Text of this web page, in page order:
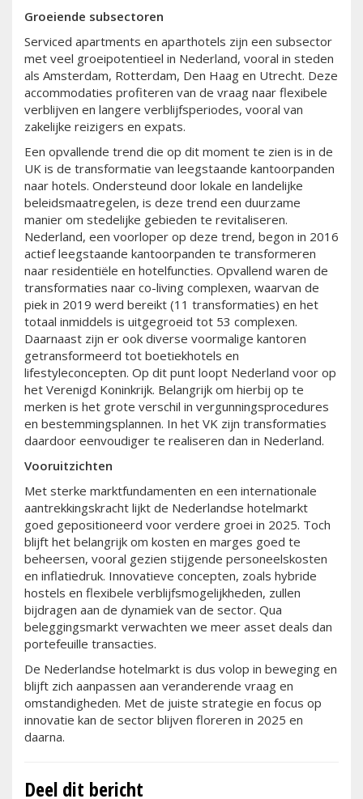
Groeiende subsectoren
Serviced apartments en aparthotels zijn een subsector
met veel groeipotentieel in Nederland, vooral in steden
als Amsterdam, Rotterdam, Den Haag en Utrecht. Deze
accommodaties profiteren van de vraag naar flexibele
verblijven en langere verblijfsperiodes, vooral van
zakelijke reizigers en expats.
Een opvallende trend die op dit moment te zien is in de
UK is de transformatie van leegstaande kantoorpanden
naar hotels. Ondersteund door lokale en landelijke
beleidsmaatregelen, is deze trend een duurzame
manier om stedelijke gebieden te revitaliseren.
Nederland, een voorloper op deze trend, begon in 2016
actief leegstaande kantoorpanden te transformeren
naar residentiële en hotelfuncties. Opvallend waren de
transformaties naar co-living complexen, waarvan de
piek in 2019 werd bereikt (11 transformaties) en het
totaal inmiddels is uitgegroeid tot 53 complexen.
Daarnaast zijn er ook diverse voormalige kantoren
getransformeerd tot boetiekhotels en
lifestyleconcepten. Op dit punt loopt Nederland voor op
het Verenigd Koninkrijk. Belangrijk om hierbij op te
merken is het grote verschil in vergunningsprocedures
en bestemmingsplannen. In het VK zijn transformaties
daardoor eenvoudiger te realiseren dan in Nederland.
Vooruitzichten
Met sterke marktfundamenten en een internationale
aantrekkingskracht lijkt de Nederlandse hotelmarkt
goed gepositioneerd voor verdere groei in 2025. Toch
blijft het belangrijk om kosten en marges goed te
beheersen, vooral gezien stijgende personeelskosten
en inflatiedruk. Innovatieve concepten, zoals hybride
hostels en flexibele verblijfsmogelijkheden, zullen
bijdragen aan de dynamiek van de sector. Qua
beleggingsmarkt verwachten we meer asset deals dan
portefeuille transacties.
De Nederlandse hotelmarkt is dus volop in beweging en
blijft zich aanpassen aan veranderende vraag en
omstandigheden. Met de juiste strategie en focus op
innovatie kan de sector blijven floreren in 2025 en
daarna.
Deel dit bericht